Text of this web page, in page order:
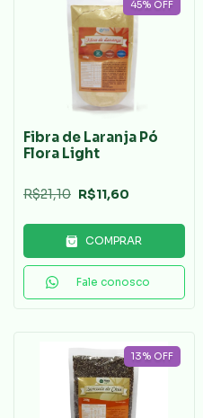
45% OFF
Fibra de Laranja Pó
Flora Light
R$21,10 R$11,60
COMPRAR
Fale conosco
13% OFF